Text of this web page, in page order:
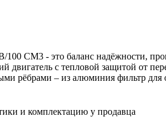
CM3 - это баланс надёжности,
двигатель с тепловой защитой от
рёбрами – из алюминия фильтр
и комплектацию у продавца